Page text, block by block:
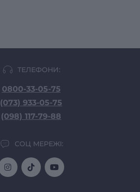
ТЕЛЕФОНИ:
0800-33-05-75
(073) 933-05-75
(098) 117-79-88
СОЦ МЕРЕЖІ: